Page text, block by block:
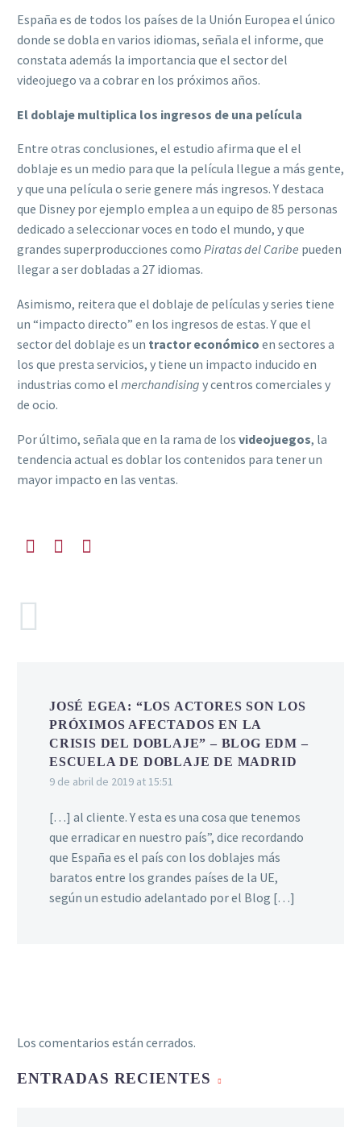
España es de todos los países de la Unión Europea el único
donde se dobla en varios idiomas, señala el informe, que
constata además la importancia que el sector del
videojuego va a cobrar en los próximos años.
El doblaje multiplica los ingresos de una película
Entre otras conclusiones, el estudio afirma que el el
doblaje es un medio para que la película llegue a más gente,
y que una película o serie genere más ingresos. Y destaca
que Disney por ejemplo emplea a un equipo de 85 personas
dedicado a seleccionar voces en todo el mundo, y que
grandes superproducciones como Piratas del Caribe pueden
llegar a ser dobladas a 27 idiomas.
Asimismo, reitera que el doblaje de películas y series tiene
un “impacto directo” en los ingresos de estas. Y que el
sector del doblaje es un tractor económico en sectores a
los que presta servicios, y tiene un impacto inducido en
industrias como el merchandising y centros comerciales y
de ocio.
Por último, señala que en la rama de los videojuegos, la
tendencia actual es doblar los contenidos para tener un
mayor impacto en las ventas.
JOSÉ EGEA: “LOS ACTORES SON LOS
PRÓXIMOS AFECTADOS EN LA
CRISIS DEL DOBLAJE” – BLOG EDM –
ESCUELA DE DOBLAJE DE MADRID
9 de abril de 2019 at 15:51
[…] al cliente. Y esta es una cosa que tenemos
que erradicar en nuestro país”, dice recordando
que España es el país con los doblajes más
baratos entre los grandes países de la UE,
según un estudio adelantado por el Blog […]
Los comentarios están cerrados.
ENTRADAS RECIENTES